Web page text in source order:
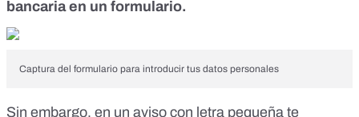
bancaria en un formulario.
Captura del formulario para introducir tus datos personales
Sin embargo, en un aviso con letra pequeña te